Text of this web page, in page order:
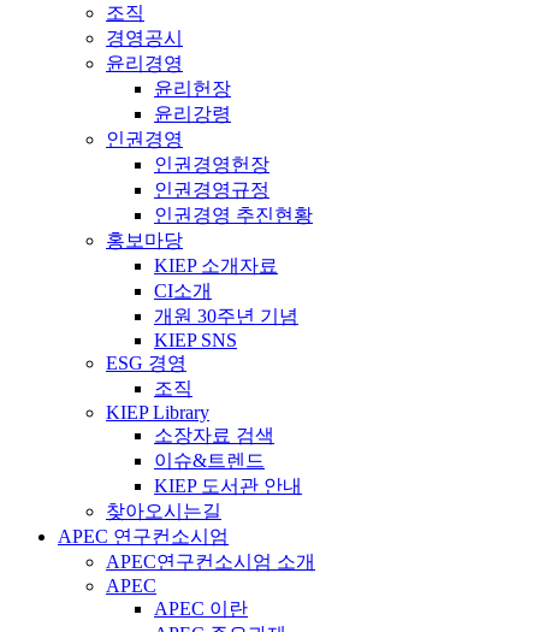
조직
경영공시
윤리경영
윤리헌장
윤리강령
인권경영
인권경영헌장
인권경영규정
인권경영 추진현황
홍보마당
KIEP 소개자료
CI소개
개원 30주년 기념
KIEP SNS
ESG 경영
조직
KIEP Library
소장자료 검색
이슈&트렌드
KIEP 도서관 안내
찾아오시는길
APEC 연구컨소시엄
APEC연구컨소시엄 소개
APEC
APEC 이란